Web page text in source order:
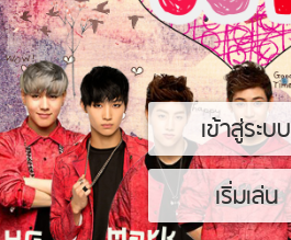
เข้าสู่ระบบ
เริ่มเล่น